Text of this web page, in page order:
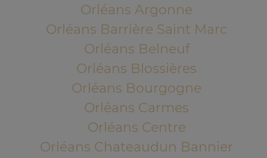
Orléans Argonne
Orléans Barrière Saint Marc
Orléans Belneuf
Orléans Blossières
Orléans Bourgogne
Orléans Carmes
Orléans Centre
Orléans Chateaudun Bannier